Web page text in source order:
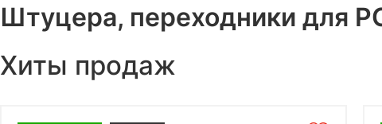
Штуцера, переходники для
Хиты продаж